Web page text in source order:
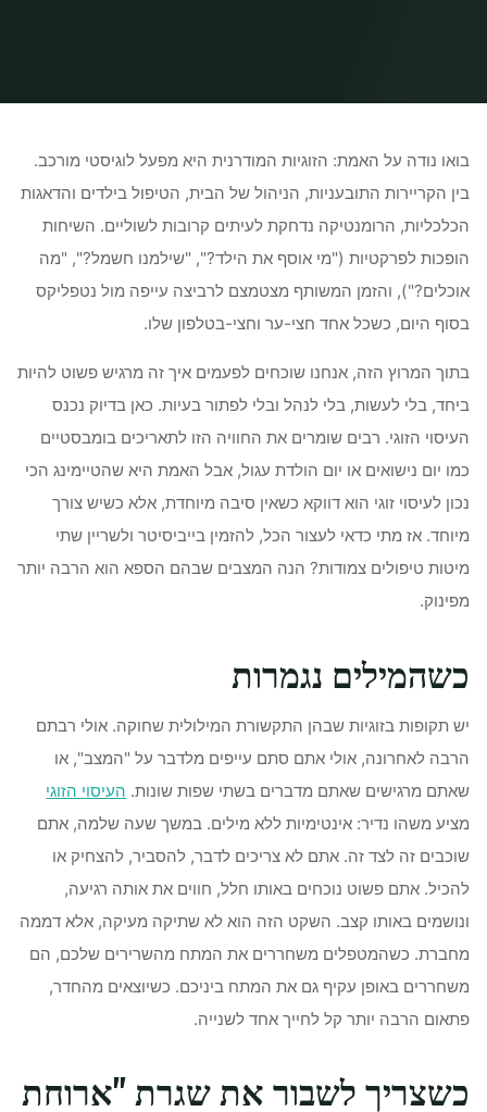
בואו נודה על האמת: הזוגיות המודרנית היא מפעל לוגיסטי מורכב.
בין הקריירות התובעניות, הניהול של הבית, הטיפול בילדים והדאגות
הכלכליות, הרומנטיקה נדחקת לעיתים קרובות לשוליים. השיחות
הופכות לפרקטיות ("מי אוסף את הילד?", "שילמנו חשמל?", "מה
אוכלים?"), והזמן המשותף מצטמצם לרביצה עייפה מול נטפליקס
בסוף היום, כשכל אחד חצי-ער וחצי-בטלפון שלו.
בתוך המרוץ הזה, אנחנו שוכחים לפעמים איך זה מרגיש פשוט להיות
ביחד, בלי לעשות, בלי לנהל ובלי לפתור בעיות. כאן בדיוק נכנס
העיסוי הזוגי. רבים שומרים את החוויה הזו לתאריכים בומבסטיים
כמו יום נישואים או יום הולדת עגול, אבל האמת היא שהטיימינג הכי
נכון לעיסוי זוגי הוא דווקא כשאין סיבה מיוחדת, אלא כשיש צורך
מיוחד. אז מתי כדאי לעצור הכל, להזמין בייביסיטר ולשריין שתי
מיטות טיפולים צמודות? הנה המצבים שבהם הספא הוא הרבה יותר
מפינוק.
כשהמילים נגמרות
יש תקופות בזוגיות שבהן התקשורת המילולית שחוקה. אולי רבתם
הרבה לאחרונה, אולי אתם סתם עייפים מלדבר על "המצב", או
שאתם מרגישים שאתם מדברים בשתי שפות שונות. העיסוי הזוגי
מציע משהו נדיר: אינטימיות ללא מילים. במשך שעה שלמה, אתם
שוכבים זה לצד זה. אתם לא צריכים לדבר, להסביר, להצחיק או
להכיל. אתם פשוט נוכחים באותו חלל, חווים את אותה רגיעה,
ונושמים באותו קצב. השקט הזה הוא לא שתיקה מעיקה, אלא דממה
מחברת. כשהמטפלים משחררים את המתח מהשרירים שלכם, הם
משחררים באופן עקיף גם את המתח ביניכם. כשיוצאים מהחדר,
פתאום הרבה יותר קל לחייך אחד לשנייה.
כשצריך לשבור את שגרת "ארוחת